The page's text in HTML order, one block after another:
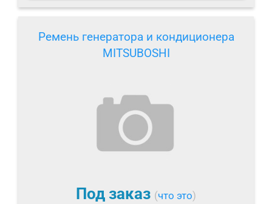
Ремень генератора и кондиционера
MITSUBOSHI
Под заказ (что это)